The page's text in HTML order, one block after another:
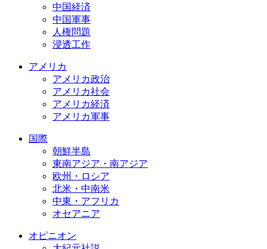
中国経済
中国軍事
人権問題
浸透工作
アメリカ
アメリカ政治
アメリカ社会
アメリカ経済
アメリカ軍事
国際
朝鮮半島
東南アジア・南アジア
欧州・ロシア
北米・中南米
中東・アフリカ
オセアニア
オピニオン